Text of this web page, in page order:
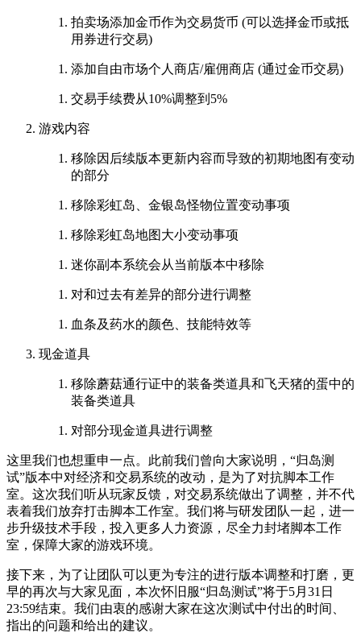
拍卖场添加金币作为交易货币 (可以选择金币或抵
用券进行交易)
添加自由市场个人商店/雇佣商店 (通过金币交易)
交易手续费从10%调整到5%
游戏内容
移除因后续版本更新内容而导致的初期地图有变动
的部分
移除彩虹岛、金银岛怪物位置变动事项
移除彩虹岛地图大小变动事项
迷你副本系统会从当前版本中移除
对和过去有差异的部分进行调整
血条及药水的颜色、技能特效等
现金道具
移除蘑菇通行证中的装备类道具和飞天猪的蛋中的
装备类道具
对部分现金道具进行调整
这里我们也想重申一点。此前我们曾向大家说明，“归岛测
试”版本中对经济和交易系统的改动，是为了对抗脚本工作
室。这次我们听从玩家反馈，对交易系统做出了调整，并不代
表着我们放弃打击脚本工作室。我们将与研发团队一起，进一
步升级技术手段，投入更多人力资源，尽全力封堵脚本工作
室，保障大家的游戏环境。
接下来，为了让团队可以更为专注的进行版本调整和打磨，更
早的再次与大家见面，本次怀旧服“归岛测试”将于5月31日
23:59结束。我们由衷的感谢大家在这次测试中付出的时间、
指出的问题和给出的建议。